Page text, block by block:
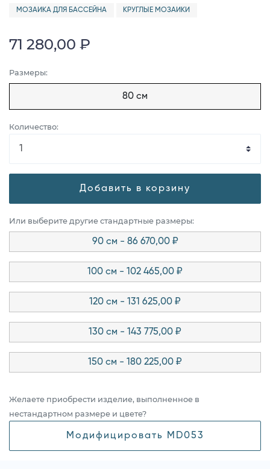
МОЗАИКА ДЛЯ БАССЕЙНА КРУГЛЫЕ МОЗАИКИ
71 280,00 ₽
Размеры:
80 см
Количество:
Добавить в корзину
Или выберите другие стандартные размеры:
90 см - 86 670,00 ₽
100 см - 102 465,00 ₽
120 см - 131 625,00 ₽
130 см - 143 775,00 ₽
150 см - 180 225,00 ₽
Желаете приобрести изделие, выполненное в
нестандартном размере и цвете?
Модифицировать MD053